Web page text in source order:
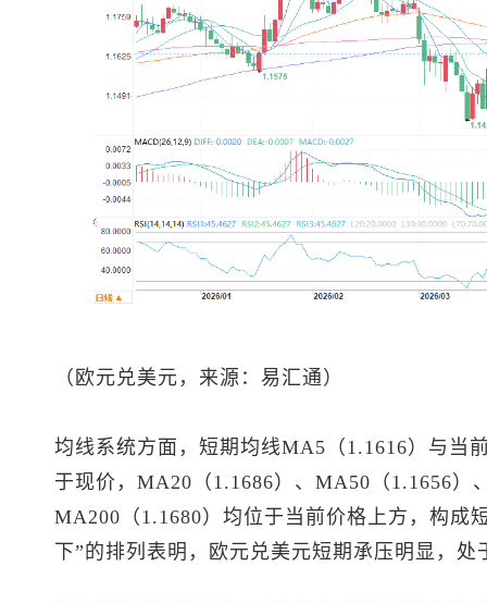
（ 欧元兑美元 ，来源：易汇通）
均线系统方面，短期均线MA5（1.1616）与当
于现价，MA20（1.1686）、MA50（1.1656）
MA200（1.1680）均位于当前价格上方，构成
下”的排列表明， 欧元兑美元短期承压明显，处